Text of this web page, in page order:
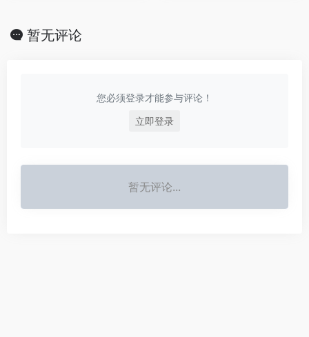
暂无评论
您必须登录才能参与评论！
立即登录
暂无评论...